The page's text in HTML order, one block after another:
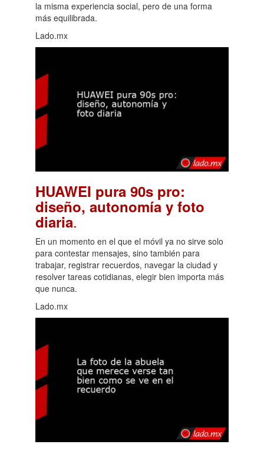
la misma experiencia social, pero de una forma
más equilibrada.
Lado.mx
HUAWEI pura 90s pro:
diseño, autonomía y foto
diaria.
En un momento en el que el móvil ya no sirve solo
para contestar mensajes, sino también para
trabajar, registrar recuerdos, navegar la ciudad y
resolver tareas cotidianas, elegir bien importa más
que nunca.
Lado.mx